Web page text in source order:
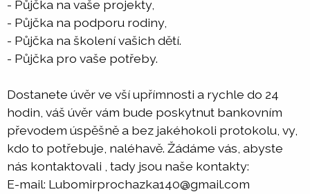
- Půjčka na vaše projekty,
- Půjčka na podporu rodiny,
- Půjčka na školení vašich dětí.
- Půjčka pro vaše potřeby.
Dostanete úvěr ve vší upřímnosti a rychle do 24
hodin, váš úvěr vám bude poskytnut bankovním
převodem úspěšně a bez jakéhokoli protokolu, vy,
kdo to potřebuje, naléhavě. Žádáme vás, abyste
nás kontaktovali , tady jsou naše kontakty:
E-mail: Lubomirprochazka140@gmail.com